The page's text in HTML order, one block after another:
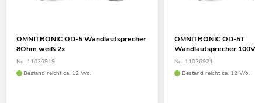
OMNITRONIC OD-5 Wandlautsprecher
8Ohm weiß 2x
No. 11036919
Bestand reicht ca. 12 Wo.
OMNITRONIC OD-5T
Wandlautsprecher
No. 11036921
Bestand reicht ca. 12 Wo.